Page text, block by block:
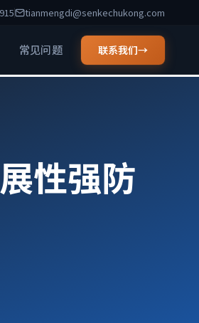
tianmengdi@senkechukong.com
常见问题 联系我们→
性强防